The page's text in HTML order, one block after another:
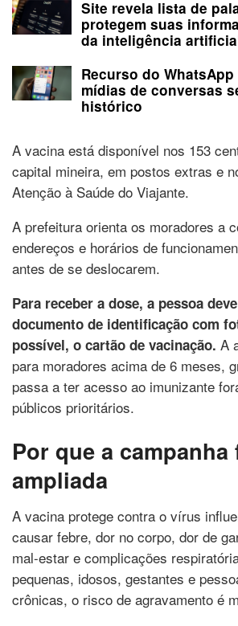
Site revela lista de
protegem suas
da inteligência
Recurso do
mídias de conversas
histórico
A vacina está disponível nos 153
capital mineira, em postos extras e
Atenção à Saúde do Viajante.
A prefeitura orienta os moradores a
endereços e horários de
antes de se deslocarem.
Para receber a dose, a pessoa
documento de identificação com
possível, o cartão de vacinação. A
para moradores acima de 6 meses,
passa a ter acesso ao imunizante
públicos prioritários.
Por que a campanha
ampliada
A vacina protege contra o vírus
causar febre, dor no corpo, dor de
mal-estar e complicações
pequenas, idosos, gestantes e
crônicas, o risco de agravamento é